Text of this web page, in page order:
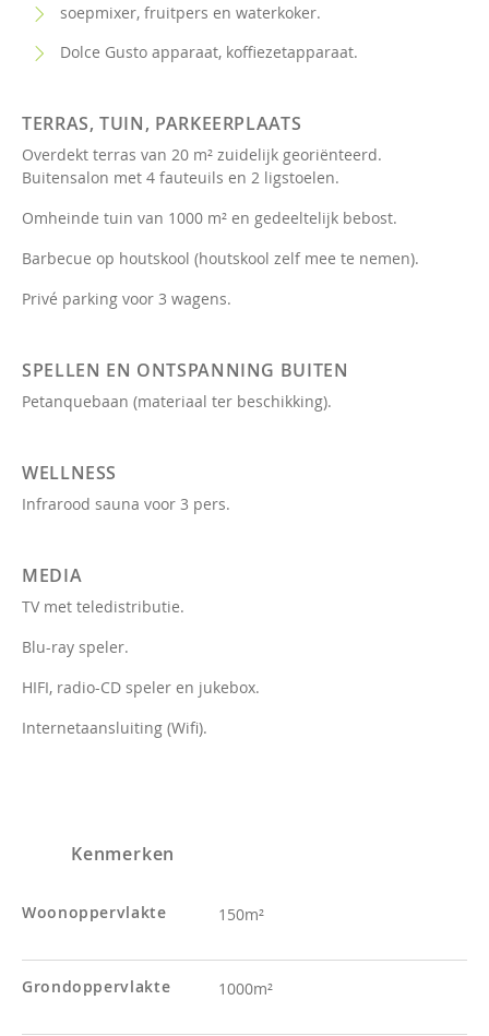
soepmixer, fruitpers en waterkoker.
Dolce Gusto apparaat, koffiezetapparaat.
TERRAS, TUIN, PARKEERPLAATS
Overdekt terras van 20 m² zuidelijk georiënteerd.
Buitensalon met 4 fauteuils en 2 ligstoelen.
Omheinde tuin van 1000 m² en gedeeltelijk bebost.
Barbecue op houtskool (houtskool zelf mee te nemen).
Privé parking voor 3 wagens.
SPELLEN EN ONTSPANNING BUITEN
Petanquebaan (materiaal ter beschikking).
WELLNESS
Infrarood sauna voor 3 pers.
MEDIA
TV met teledistributie.
Blu-ray speler.
HIFI, radio-CD speler en jukebox.
Internetaansluiting (Wifi).
Kenmerken
Woonoppervlakte 150m²
Grondoppervlakte 1000m²